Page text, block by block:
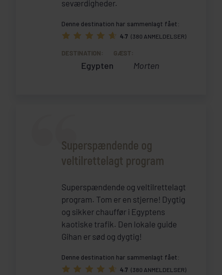
seværdigheder.
Denne destination har sammenlagt fået:
4.7 (380 ANMELDELSER)
DESTINATION:
Egypten
GÆST:
Morten
Superspændende og
veltilrettelagt program
Superspændende og veltilrettelagt
program. Tom er en stjerne! Dygtig
og sikker chauffør i Egyptens
kaotiske trafik. Den lokale guide
Gihan er sød og dygtig!
Denne destination har sammenlagt fået:
4.7 (380 ANMELDELSER)